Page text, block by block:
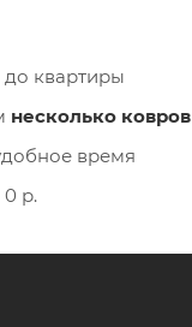
квартиры
несколько ковров
время
р.